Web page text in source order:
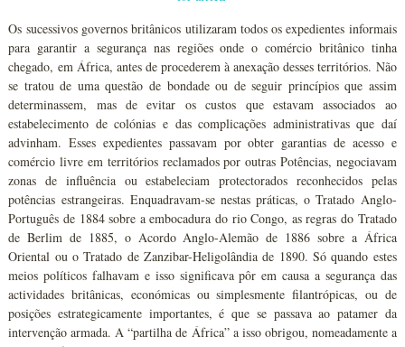
Os sucessivos governos britânicos utilizaram todos os expedientes informais
para garantir a segurança nas regiões onde o comércio britânico tinha
chegado, em África, antes de procederem à anexação desses territórios. Não
se tratou de uma questão de bondade ou de seguir princípios que assim
determinassem, mas de evitar os custos que estavam associados ao
estabelecimento de colónias e das complicações administrativas que daí
advinham. Esses expedientes passavam por obter garantias de acesso e
comércio livre em territórios reclamados por outras Potências, negociavam
zonas de influência ou estabeleciam protectorados reconhecidos pelas
potências estrangeiras. Enquadravam-se nestas práticas, o Tratado Anglo-
Português de 1884 sobre a embocadura do rio Congo, as regras do Tratado
de Berlim de 1885, o Acordo Anglo-Alemão de 1886 sobre a África
Oriental ou o Tratado de Zanzibar-Heligolândia de 1890. Só quando estes
meios políticos falhavam e isso significava pôr em causa a segurança das
actividades britânicas, económicas ou simplesmente filantrópicas, ou de
posições estrategicamente importantes, é que se passava ao patamer da
intervenção armada. A “partilha de África” a isso obrigou, nomeadamente a